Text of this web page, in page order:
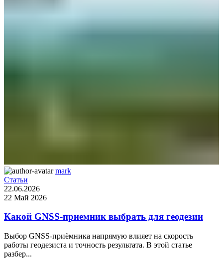
mark
Статьи
22.06.2026
22 Май 2026
Какой GNSS-приемник выбрать для геодезии
Выбор GNSS-приёмника напрямую влияет на скорость
работы геодезиста и точность результата. В этой статье
разбер...